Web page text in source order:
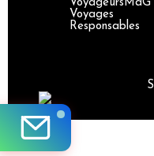
VoyageursMaG
Voyages
Responsables